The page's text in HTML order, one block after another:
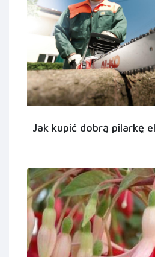
Jak kupić dobrą pilarkę